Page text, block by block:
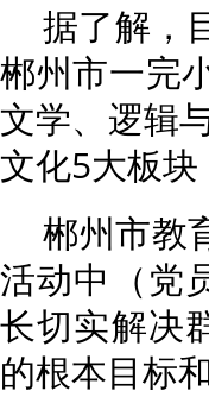
据了解，
郴州市一完
文学、逻辑
文化5大板
郴州市教
活动中（党
长切实解决
的根本目标